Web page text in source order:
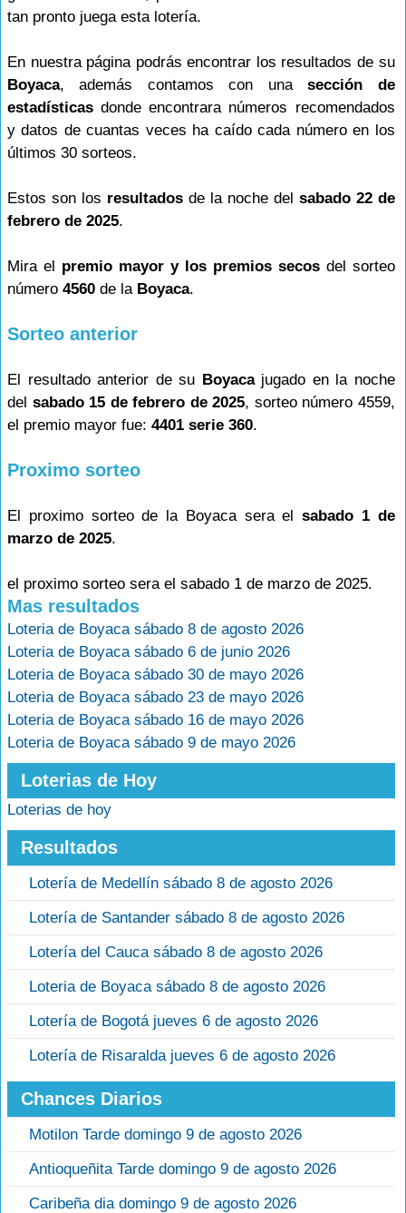
tan pronto juega esta lotería.
En nuestra página podrás encontrar los resultados de su
Boyaca, además contamos con unasección de
estadísticas donde encontrara números recomendados
y datos de cuantas veces ha caído cada número en los
últimos 30 sorteos.
Estos son los resultadosde la noche del sabado 22 de
febrero de 2025.
Mira el premio mayor y los premios secosdel sorteo
número 4560 de la Boyaca.
Sorteo anterior
El resultado anterior de su Boyacajugado en la noche
del sabado 15 de febrero de 2025, sorteo número 4559,
el premio mayor fue: 4401 serie 360.
Proximo sorteo
El proximo sorteo de la Boyaca sera elsabado 1 de
marzo de 2025.
el proximo sorteo sera el sabado 1 de marzo de 2025.
Mas resultados
Loteria de Boyaca sábado 8 de agosto 2026
Loteria de Boyaca sábado 6 de junio 2026
Loteria de Boyaca sábado 30 de mayo 2026
Loteria de Boyaca sábado 23 de mayo 2026
Loteria de Boyaca sábado 16 de mayo 2026
Loteria de Boyaca sábado 9 de mayo 2026
Loterias de Hoy
Loterias de hoy
Resultados
Lotería de Medellín sábado 8 de agosto 2026
Lotería de Santander sábado 8 de agosto 2026
Lotería del Cauca sábado 8 de agosto 2026
Loteria de Boyaca sábado 8 de agosto 2026
Lotería de Bogotá jueves 6 de agosto 2026
Lotería de Risaralda jueves 6 de agosto 2026
Chances Diarios
Motilon Tarde domingo 9 de agosto 2026
Antioqueñita Tarde domingo 9 de agosto 2026
Caribeña dia domingo 9 de agosto 2026